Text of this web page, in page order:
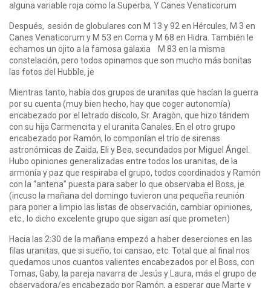
alguna variable roja como la Superba, Y Canes Venaticorum
Después, sesión de globulares con M 13 y 92 en Hércules, M 3 en
Canes Venaticorum y M 53 en Coma y M 68 en Hidra. También le
echamos un ojito a la famosa galaxia M 83 en la misma
constelación, pero todos opinamos que son mucho más bonitas
las fotos del Hubble, je
Mientras tanto, había dos grupos de uranitas que hacían la guerra
por su cuenta (muy bien hecho, hay que coger autonomía)
encabezado por el letrado díscolo, Sr. Aragón, que hizo tándem
con su hija Carmencita y el uranita Canales. En el otro grupo
encabezado por Ramón, lo componían el trío de sirenas
astronómicas de Zaida, Eli y Bea, secundados por Miguel Ángel.
Hubo opiniones generalizadas entre todos los uranitas, de la
armonía y paz que respiraba el grupo, todos coordinados y Ramón
con la “antena” puesta para saber lo que observaba el Boss, je
(incuso la mañana del domingo tuvieron una pequeña reunión
para poner a limpio las listas de observación, cambiar opiniones,
etc., lo dicho excelente grupo que sigan así que prometen)
Hacia las 2:30 de la mañana empezó a haber deserciones en las
filas uranitas, que si sueño, toi cansao, etc. Total que al final nos
quedamos unos cuantos valientes encabezados por el Boss, con
Tomas, Gaby, la pareja navarra de Jesús y Laura, más el grupo de
observadora/es encabezado por Ramón, a esperar que Marte y